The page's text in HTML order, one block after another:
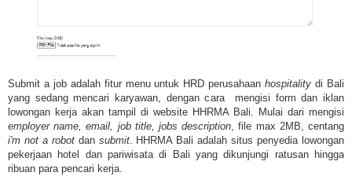
Submit a job adalah fitur menu untuk HRD perusahaanhospitality di Bali
yang sedang mencari karyawan, dengan cara mengisi form dan iklan
lowongan kerja akan tampil di website HHRMA Bali. Mulai dari mengisi
employer name, email, job title, jobs description, file max 2MB, centang
i'm not a robotdan submit. HHRMA Bali adalah situs penyedia lowongan
pekerjaan hotel dan pariwisata di Bali yang dikunjungi ratusan hingga
ribuan para pencari kerja.